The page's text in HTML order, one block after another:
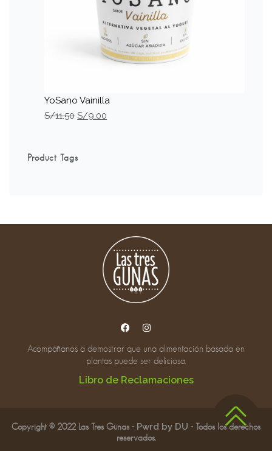
YoSano Vainilla
S/11.50 S/9.00
Product Tags
Acompáñanos a demostrar que una alimentación basada en
plantas puede ser deliciosa.
Libro de Reclamaciones
Copyright © 2022 Las Tres Gunas - Pwrd by DU - Todos los derechos
reservados.